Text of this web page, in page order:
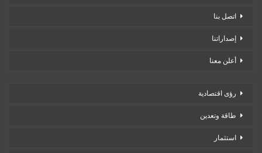
اتصل بنا
إصداراتنا
أعلن معنا
رؤى اقتصادية
طاقة وتعدين
استثمار